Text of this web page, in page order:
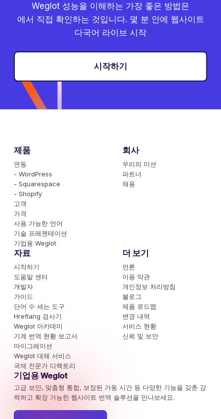
Weglot 성능을 이해하는 가장 좋은 방법은
에서 직접 확인하는 것입니다. 몇 분 안에 웹사이트
다국어 라이브 시작
시작하기
제품
연동
- WordPress
- Squarespace
- Shopify
고객
가격
사용 가능한 언어
기술 프레젠테이션
기업용 Weglot
회사
우리의 미션
파트너
채용
자료
시작하기
도움말 센터
개발자
가이드
단어 수 세는 도구
Hreflang 검사기
Weglot 아카데미
기계 번역 현황 보고서
마이그레이션
Weglot 대체 서비스
국제 전문가 디렉토리
더 보기
언론
이용 약관
개인정보 처리방침
블로그
제품 로드맵
변경 내역
서비스 현황
신뢰 및 보안
기업용 Weglot
고급 보안, 맞춤형 통합, 보장된 가동 시간 등 다양한 기능을 갖춘 강
력하고 확장 가능한 웹사이트 번역 솔루션을 만나보세요.